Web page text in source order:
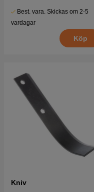
Best. vara. Skickas om 2-5
vardagar
Köp
Kniv